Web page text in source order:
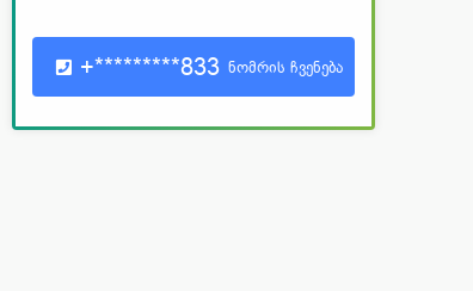
+*********833 ნომრის ჩვენება